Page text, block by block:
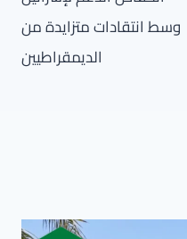
وسط انتقادات متزايدة من
الديمقراطيين